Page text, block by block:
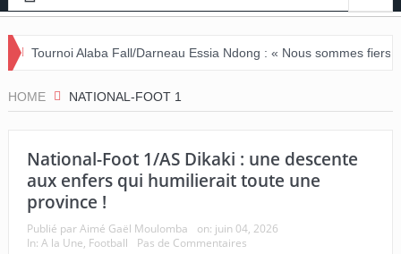
Fall/Darneau Essia Ndong : « Nous sommes fiers du parcours de
HOME NATIONAL-FOOT 1
National-Foot 1/AS Dikaki : une descente
aux enfers qui humilierait toute une
province !
Publié parAimé Gaël Moulomba on: juin 04, 2026
In: A la Une, Football Pas de Commentaires